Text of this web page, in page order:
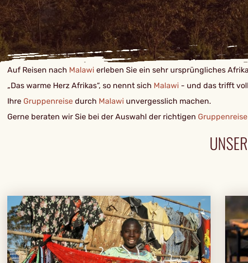
Auf Reisen nach Malawi erleben Sie ein sehr ursprüngliches
„Das warme Herz Afrikas“, so nennt sich Malawi - und das trifft
Ihre Gruppenreise durch Malawi unvergesslich machen.
Gerne beraten wir Sie bei der Auswahl der richtigen Gruppenreise